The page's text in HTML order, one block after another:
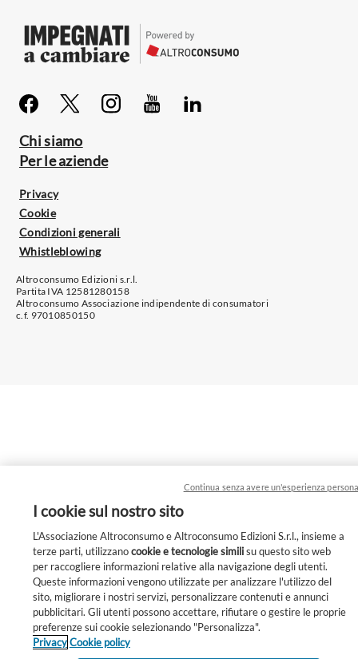
Unisciti a noi!
Ogni giorno scegliamo: cosa comprare, come muoverci,
Chi siamo
Per le aziende
Privacy
Cookie
Condizioni generali
Whistleblowing
Altroconsumo Edizioni s.r.l.
Partita IVA 12581280158
Altroconsumo Associazione indipendente di consumatori
c.f. 97010850150
I cookie sul nostro sito
L'Associazione Altroconsumo e Altroconsumo Edizioni S.r.l., insieme a
terze parti, utilizzanocookie e tecnologie similisu questo sito web
per raccogliere informazioni relative alla navigazione degli utenti.
Queste informazioni vengono utilizzate per analizzare l'utilizzo del
sito, migliorare i nostri servizi, personalizzare contenuti e annunci
pubblicitari. Gli utenti possono accettare, rifiutare o gestire le proprie
preferenze sui cookie selezionando "Personalizza".
PrivacyCookie policy
Continua senza avere un'esperienza